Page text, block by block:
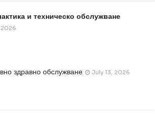
и техническо обслужване
здравно обслужване July 13, 2026